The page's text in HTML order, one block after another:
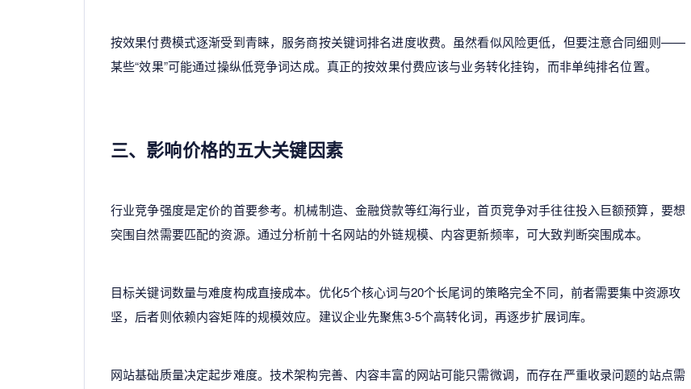
按效果付费模式逐渐受到青睐，服务商按关键词排名进度收费。虽然看似风险更低，但要注意合同细则——
某些“效果”可能通过操纵低竞争词达成。真正的按效果付费应该与业务转化挂钩，而非单纯排名位置。
三、影响价格的五大关键因素
行业竞争强度是定价的首要参考。机械制造、金融贷款等红海行业，首页竞争对手往往投入巨额预算，要想
突围自然需要匹配的资源。通过分析前十名网站的外链规模、内容更新频率，可大致判断突围成本。
目标关键词数量与难度构成直接成本。优化5个核心词与20个长尾词的策略完全不同，前者需要集中资源攻
坚，后者则依赖内容矩阵的规模效应。建议企业先聚焦3-5个高转化词，再逐步扩展词库。
网站基础质量决定起步难度。技术架构完善、内容丰富的网站可能只需微调，而存在严重收录问题的站点需